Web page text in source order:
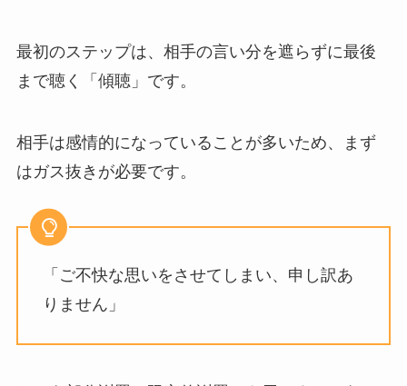
最初のステップは、相手の言い分を遮らずに最後
まで聴く「傾聴」です。
相手は感情的になっていることが多いため、まず
はガス抜きが必要です。
「ご不快な思いをさせてしまい、申し訳あ
りません」